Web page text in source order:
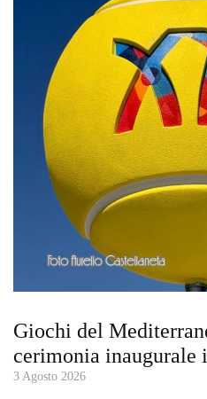
Giochi del
cerimonia inaugurale
3 Agosto 2026